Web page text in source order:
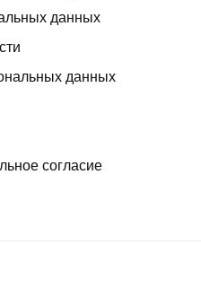
данных
данных
согласие